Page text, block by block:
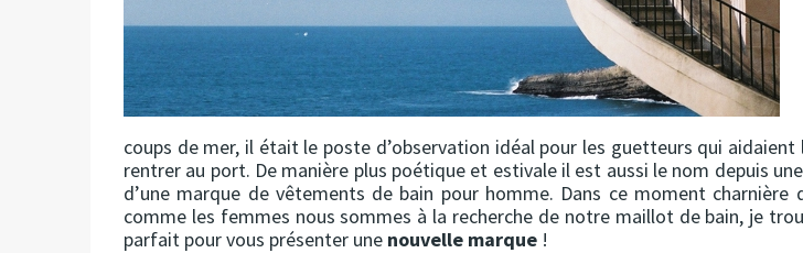
coups de mer, il était le poste d’observation idéal pour les guetteurs qui aidaient
rentrer au port. De manière plus poétique et estivale il est aussi le nom depuis
d’une marque de vêtements de bain pour homme. Dans ce moment charnière
comme les femmes nous sommes à la recherche de notre maillot de bain, je
parfait pour vous présenter une nouvelle marque !